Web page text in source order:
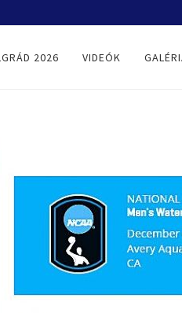
2026 VIDEÓK